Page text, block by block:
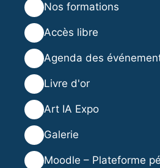
Nos formations
Accès libre
Agenda des
Livre d'or
Art IA Expo
Galerie
Moodle – Plateforme